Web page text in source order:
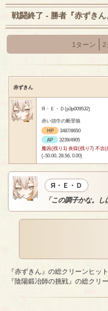
戦闘終了 - 勝者『赤ずきん
1ターン 2
赤ずきん
Я・Ｅ・Ｄ(p3p009532)
赤い頭巾の断罪狼
HP
3487/8650
AP
3239/4905
魔凶(残り1) 炎獄(残り7) 不吉(
(-50.00, 28.56, 0.00)
Я・Ｅ・Ｄ
「この調子かな。し
『赤ずきん』の総クリーンヒッ
『陰陽鍛冶師の挑戦』の総クリ